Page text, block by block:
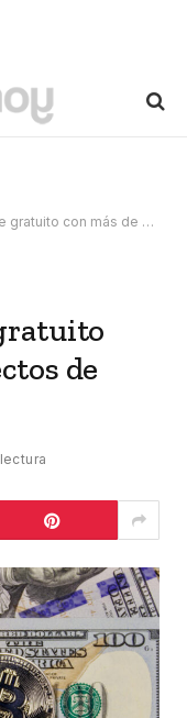
más de 45 proyectos de inversión
de